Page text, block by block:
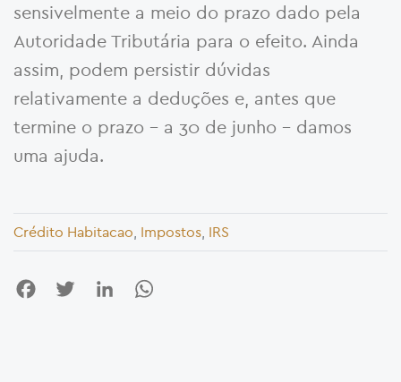
sensivelmente a meio do prazo dado pela
Autoridade Tributária para o efeito. Ainda
assim, podem persistir dúvidas
relativamente a deduções e, antes que
termine o prazo – a 30 de junho – damos
uma ajuda.
Crédito Habitacao, Impostos, IRS
FacebookTwitter LinkedIn